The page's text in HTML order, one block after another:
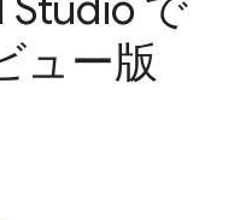
ュー版